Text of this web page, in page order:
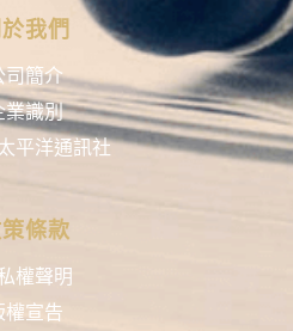
我們
司簡介
業識別
平洋通訊社
條款
權聲明
權宣告